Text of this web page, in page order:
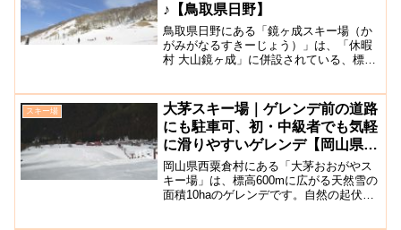
♪【鳥取県日野】
鳥取県日野にある「鏡ヶ成スキー場（か
がみがなるすきーじょう）」は、「休暇
村 大山鏡ヶ成」に併設されている、標高
ーなどを満喫できるスキー場です。岡山
ICから車で約1時...
スキー場
大茅スキー場｜ゲレンデ前の道路
にも駐車可、初・中級者でも気軽
に滑りやすいゲレンデ【岡山県西
粟倉村】
岡山県西粟倉村にある「大茅おおがやス
キー場」は、標高600mに広がる天然雪の
面積10haのゲレンデです。自然の起伏を